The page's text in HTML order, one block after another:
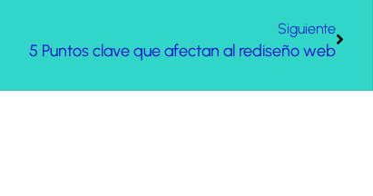
Siguiente
5 Puntos clave que afectan al rediseño web